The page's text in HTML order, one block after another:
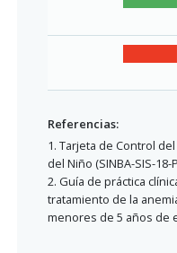
Referencias:
1. Tarjeta de Control
del Niño (SINBA-SIS-18-
2. Guía de práctica
tratamiento de la
menores de 5 años de